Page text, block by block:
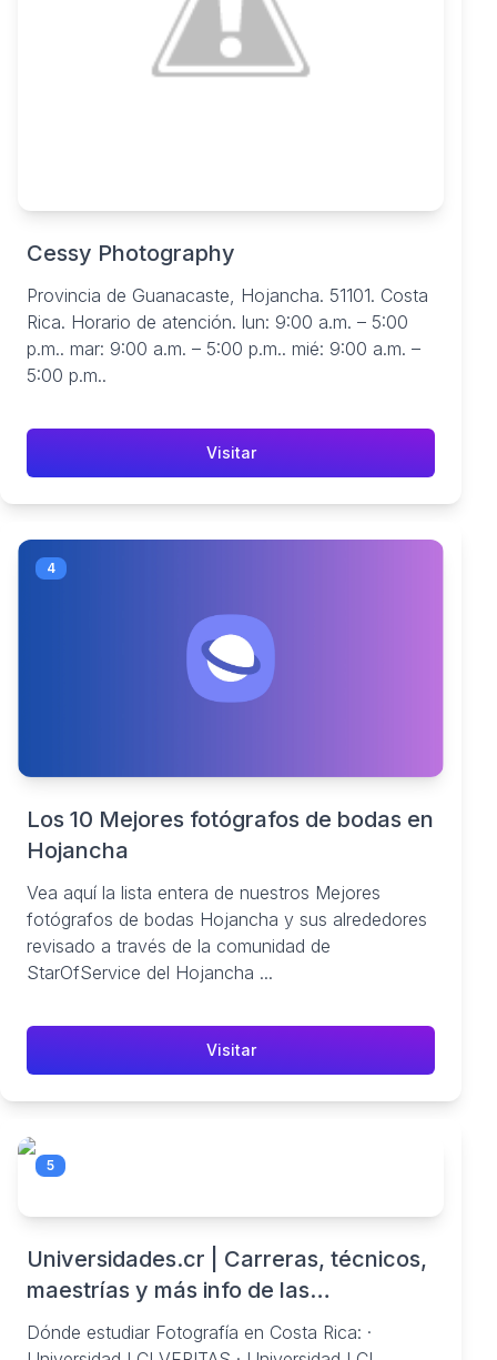
Cessy Photography
Provincia de Guanacaste, Hojancha. 51101. Costa
Rica. Horario de atención. lun: 9:00 a.m. – 5:00
p.m.. mar: 9:00 a.m. – 5:00 p.m.. mié: 9:00 a.m. –
5:00 p.m..
Visitar
4
Los 10 Mejores fotógrafos de bodas en
Hojancha
Vea aquí la lista entera de nuestros Mejores
fotógrafos de bodas Hojancha y sus alrededores
revisado a través de la comunidad de
StarOfService del Hojancha ...
Visitar
5
Universidades.cr | Carreras, técnicos,
maestrías y más info de las
universidades públicas y privadas en
Costa Rica
Dónde estudiar Fotografía en Costa Rica: ·